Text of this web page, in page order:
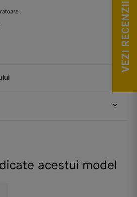
acestui model
VEZI RECENZII